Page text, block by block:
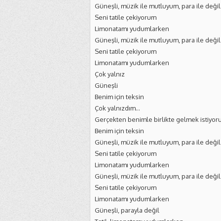
Güneşli, müzik ile mutluyum, para ile değil
Seni tatile çekiyorum
Limonatamı yudumlarken
Güneşli, müzik ile mutluyum, para ile değil
Seni tatile çekiyorum
Limonatamı yudumlarken
Çok yalnız
Güneşli
Benim için teksin
Çok yalnızdım…
Gerçekten benimle birlikte gelmek
Benim için teksin
Güneşli, müzik ile mutluyum, para ile değil
Seni tatile çekiyorum
Limonatamı yudumlarken
Güneşli, müzik ile mutluyum, para ile değil
Seni tatile çekiyorum
Limonatamı yudumlarken
Güneşli, parayla değil